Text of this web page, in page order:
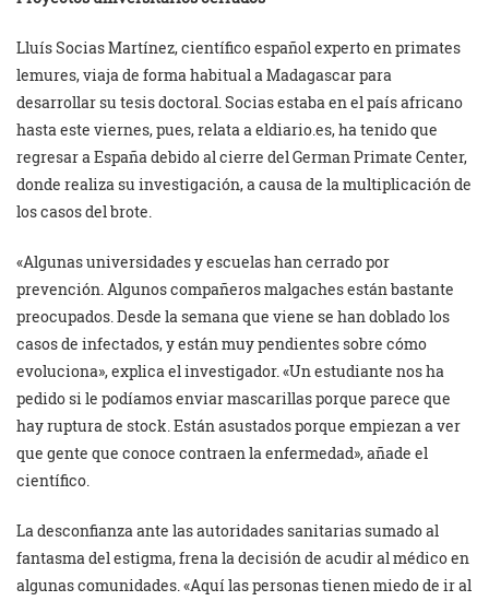
Lluís Socias Martínez, científico español experto en primates
lemures, viaja de forma habitual a Madagascar para
desarrollar su tesis doctoral. Socias estaba en el país africano
hasta este viernes, pues, relata a eldiario.es, ha tenido que
regresar a España debido al cierre del German Primate Center,
donde realiza su investigación, a causa de la multiplicación de
los casos del brote.
«Algunas universidades y escuelas han cerrado por
prevención. Algunos compañeros malgaches están bastante
preocupados. Desde la semana que viene se han doblado los
casos de infectados, y están muy pendientes sobre cómo
evoluciona», explica el investigador. «Un estudiante nos ha
pedido si le podíamos enviar mascarillas porque parece que
hay ruptura de stock. Están asustados porque empiezan a ver
que gente que conoce contraen la enfermedad», añade el
científico.
La desconfianza ante las autoridades sanitarias sumado al
fantasma del estigma, frena la decisión de acudir al médico en
algunas comunidades. «Aquí las personas tienen miedo de ir al